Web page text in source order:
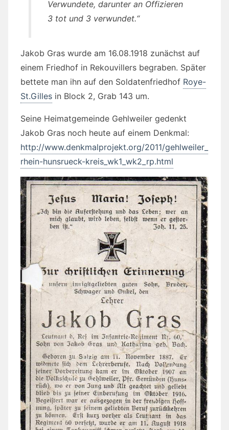
Verwundete, darunter an Offizieren
3 tot und 3 verwundet.“
Jakob Gras wurde am 16.08.1918 zunächst auf
einem Friedhof in Rekouvillers begraben. Später
bettete man ihn auf den Soldatenfriedhof Roye-
St.Gilles in Block 2, Grab 143 um.
Seine Heimatgemeinde Gehlweiler gedenkt
Jakob Gras noch heute auf einem Denkmal:
http://www.denkmalprojekt.org/2011/gehlweiler_
rhein-hunsrueck-kreis_wk1_wk2_rp.html